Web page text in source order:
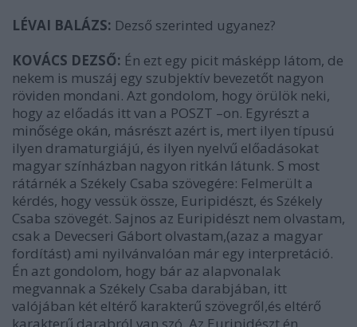
LÉVAI BALÁZS: Dezső szerinted ugyanez?
KOVÁCS DEZSŐ: Én ezt egy picit másképp látom, de
nekem is muszáj egy szubjektív bevezetőt nagyon
röviden mondani. Azt gondolom, hogy örülök neki,
hogy az előadás itt van a POSZT –on. Egyrészt a
minősége okán, másrészt azért is, mert ilyen típusú
ilyen dramaturgiájú, és ilyen nyelvű előadásokat
magyar színházban nagyon ritkán látunk. S most
rátárnék a Székely Csaba szövegére: Felmerült a
kérdés, hogy vessük össze, Euripidészt, és Székely
Csaba szövegét. Sajnos az Euripidészt nem olvastam,
csak a Devecseri Gábort olvastam,(azaz a magyar
fordítást) ami nyilvánvalóan már egy interpretáció.
Én azt gondolom, hogy bár az alapvonalak
megvannak a Székely Csaba darabjában, itt
valójában két eltérő karakterű szövegről,és eltérő
karakterű darabról van szó. Az Euripidészt én